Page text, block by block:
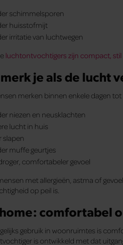
schimmelsporen
huisstofmijt
irritatie van luchtwegen
luchtontvochtigers zijn compact, stil
je als de lucht
merken binnen enkele dagen tot
niezen en neusklachten
lucht in huis
slapen
muffe geurtjes
comfortabeler gevoel
met allergieën, astma of
op peil is.
comfortabel
gebruik in woonruimtes is
is ontwikkeld met dat